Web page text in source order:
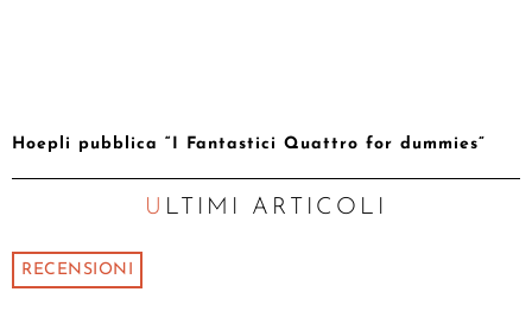
Hoepli pubblica “I Fantastici Quattro for dummies”
ULTIMI ARTICOLI
RECENSIONI